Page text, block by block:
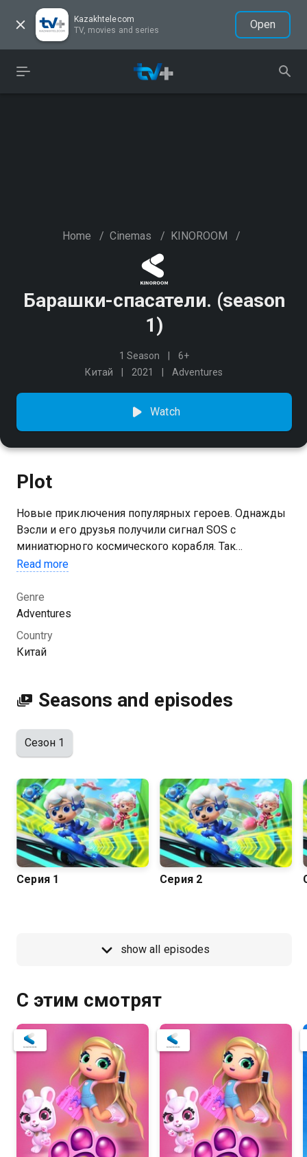
Kazakhtelecom
TV, movies and series
Open
Home / Cinemas / KINOROOM /
Барашки-спасатели. (season
1)
1 Season
6+
Китай
2021 Adventures
Watch
Plot
Новые приключения популярных героев. Однажды
Вэсли и его друзья получили сигнал SOS с
миниатюрного космического корабля. Так
получилось, что им пришлось уменьшится до
путешествие по исследованию микромира!
You can watch 1 season of the series Барашки-
спасатели. online for free in good HD quality on
Read more
Genre
Adventures
Country
Китай
Seasons and episodes
Сезон 1
Серия 1 Серия 2
show all episodes
С этим смотрят